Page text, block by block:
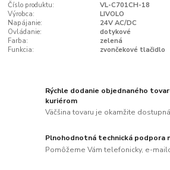
Číslo produktu:
VL-C701CH-18
Výrobca:
LIVOLO
Napájanie:
24V AC/DC
Ovládanie:
dotykové
Farba:
zelená
Funkcia:
zvončekové tlačidlo
Rýchle dodanie objednaného
kuriérom
Väčšina tovaru je okamžite
Plnohodnotná technická podpora
Pomôžeme Vám telefonicky, e-